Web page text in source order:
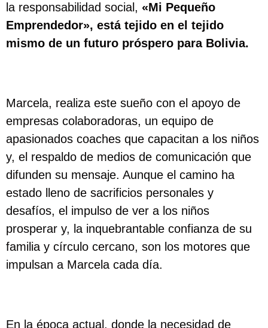
la responsabilidad social, «Mi Pequeño
Emprendedor», está tejido en el tejido
mismo de un futuro próspero para Bolivia.
Marcela, realiza este sueño con el apoyo de
empresas colaboradoras, un equipo de
apasionados coaches que capacitan a los niños
y, el respaldo de medios de comunicación que
difunden su mensaje. Aunque el camino ha
estado lleno de sacrificios personales y
desafíos, el impulso de ver a los niños
prosperar y, la inquebrantable confianza de su
familia y círculo cercano, son los motores que
impulsan a Marcela cada día.
En la época actual, donde la necesidad de